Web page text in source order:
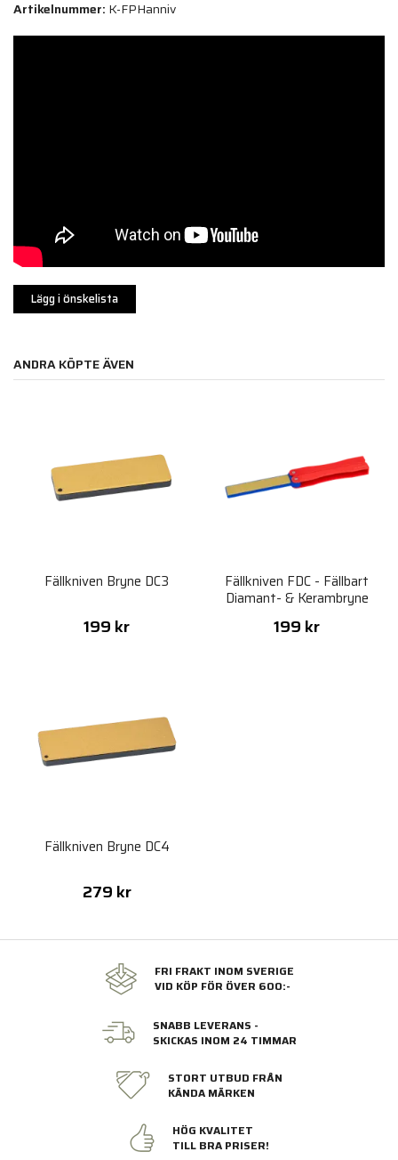
Artikelnummer: K-FPHanniv
Lägg i önskelista
ANDRA KÖPTE ÄVEN
Fällkniven Bryne DC3
199 kr
Fällkniven FDC - Fällbart
Diamant- & Kerambryne
199 kr
Fällkniven Bryne DC4
279 kr
FRI FRAKT INOM SVERIGE
VID KÖP FÖR ÖVER 600:-
SNABB LEVERANS -
SKICKAS INOM 24 TIMMAR
STORT UTBUD FRÅN
KÄNDA MÄRKEN
HÖG KVALITET
TILL BRA PRISER!